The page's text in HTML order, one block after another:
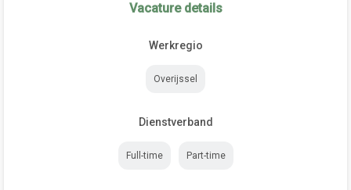
Vacature details
Werkregio
Overijssel
Dienstverband
Full-time Part-time